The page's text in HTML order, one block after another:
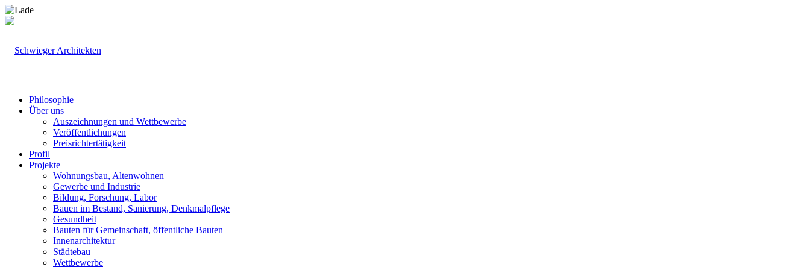
Philosophie
Über uns
Auszeichnungen und Wettbewerbe
Veröffentlichungen
Preisrichtertätigkeit
Profil
Projekte
Wohnungsbau, Altenwohnen
Gewerbe und Industrie
Bildung, Forschung, Labor
Bauen im Bestand, Sanierung, Denkmalpflege
Gesundheit
Bauten für Gemeinschaft, öffentliche Bauten
Innenarchitektur
Städtebau
Wettbewerbe